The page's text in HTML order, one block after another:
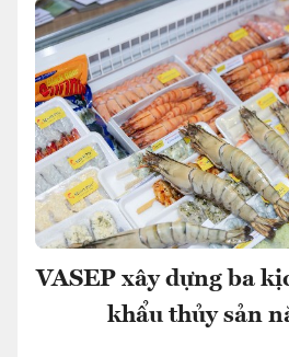
VASEP xây dựng ba
khẩu thủy sản